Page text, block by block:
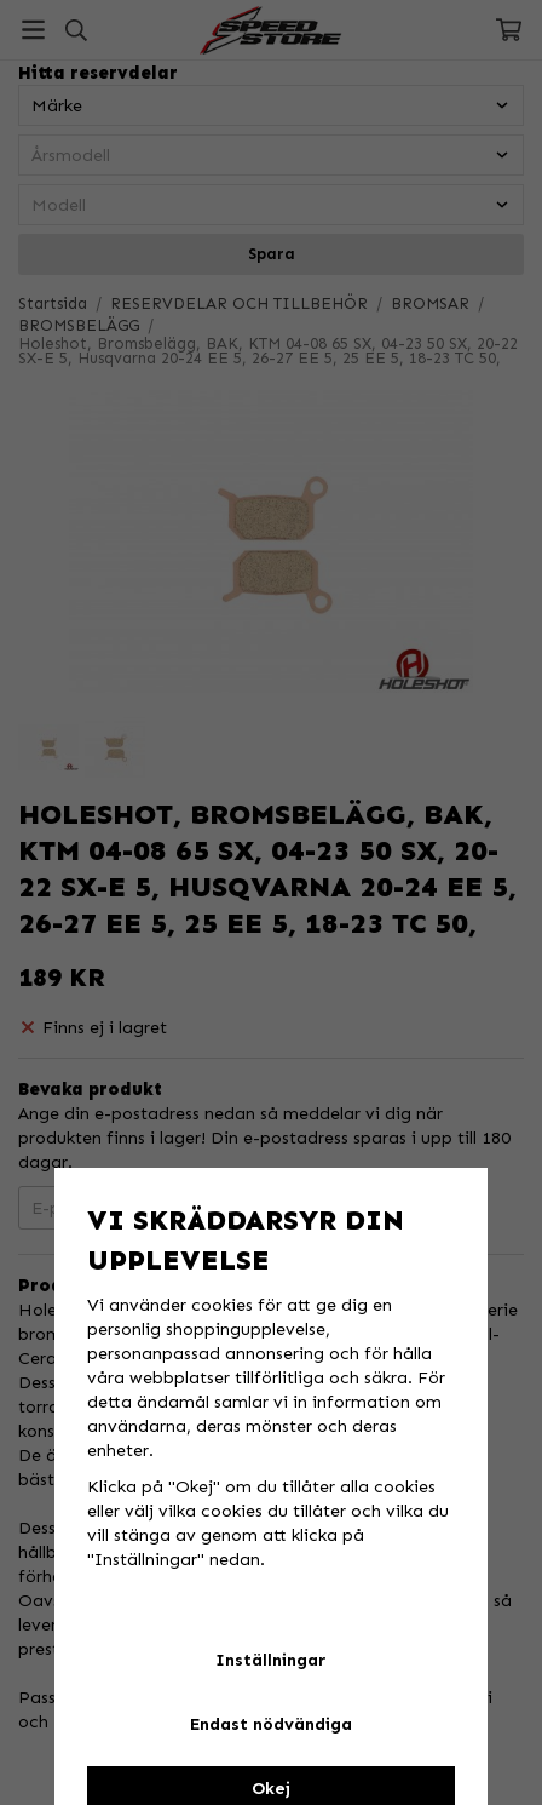
Hitta reservdelar
Spara
Startsida / RESERVDELAR OCH TILLBEHÖR / BROMSAR /
BROMSBELÄGG /
Holeshot, Bromsbelägg, BAK, KTM 04-08 65 SX, 04-23 50 SX, 20-22
SX-E 5, Husqvarna 20-24 EE 5, 26-27 EE 5, 25 EE 5, 18-23 TC 50,
HOLESHOT, BROMSBELÄGG, BAK,
KTM 04-08 65 SX, 04-23 50 SX, 20-
22 SX-E 5, HUSQVARNA 20-24 EE 5,
26-27 EE 5, 25 EE 5, 18-23 TC 50,
189 KR
Finns ej i lagret
Bevaka produkt
Ange din e-postadress nedan så meddelar vi dig när
produkten finns i lager! Din e-postadress sparas i upp till 180
dagar.
Bevaka
Produktbeskrivning:
Holeshot's Sintrade Bromsbelägg är en mycket omtyckt serie
bromsbelägg som är tillverkade av en blandning av Metall-
Ceramic & Grafit-Järn.
Dessa belägg presterar exceptionellt bra i både våta och
torra förhållanden, vilket ger utmärkt bromskraft och en
konsekvent känsla.
De är det perfekta uppgraderingen för de som kräver det
bästa inom bromsprestanda och tillförlitlighet.
Dessa bromsbelägg har designats för att ge maximal
hållbarhet och tillförlitlighet även under de mest extrema
förhållandena.
Oavsett om du kör på banan eller kryssar på bland träden så
levererar Holeshot Sintrade Bromsbelägg en konsekvent
prestanda och tillförlitlig bromskraft.
Passar både fram och bak på Husqvarna TC50/TC50 Mini
och KTM SX50.
VI SKRÄDDARSYR DIN
UPPLEVELSE
Vi använder cookies för att ge dig en
personlig shoppingupplevelse,
personanpassad annonsering och för hålla
våra webbplatser tillförlitliga och säkra. För
detta ändamål samlar vi in information om
användarna, deras mönster och deras
enheter.
Klicka på "Okej" om du tillåter alla cookies
eller välj vilka cookies du tillåter och vilka du
vill stänga av genom att klicka på
"Inställningar" nedan.
Inställningar
Endast nödvändiga
Okej